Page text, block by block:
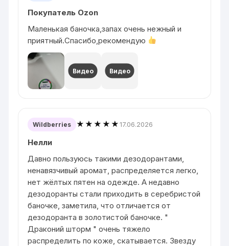
Покупатель Ozon
Маленькая баночка,запах очень нежный и
приятный.Спасибо,рекомендую
Видео Видео
Wildberries ★★★★★17.06.2026
Нелли
Давно пользуюсь такими дезодорантами,
ненавязчивый аромат, распределяется легко,
нет жёлтых пятен на одежде. А недавно
дезодоранты стали приходить в серебристой
баночке, заметила, что отличается от
дезодоранта в золотистой баночке. "
Драконий шторм " очень тяжело
распределить по коже, скатывается. Звезду